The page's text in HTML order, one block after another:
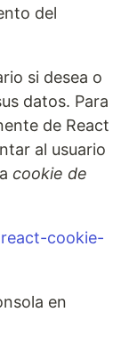
del
si desea o
datos. Para
de React
al usuario
cookie de
react-cookie-
en